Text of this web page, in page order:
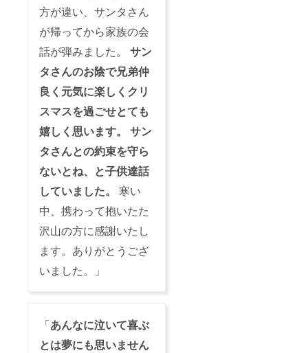
方が違い、サンタさん
が帰ってから家族の会
話が弾みました。 サン
タさんのお陰で兄弟仲
良く元気に楽しくクリ
スマスを過ごせとても
嬉しく思います。 サン
タさんとの約束を守ら
ないとね、と子供達話
していました。 寒い
中、携わって抱いたた
沢山の方に感謝いたし
ます。ありがとうござ
いました。」
「あんなに泣いて喜ぶ
とは夢にも思いません